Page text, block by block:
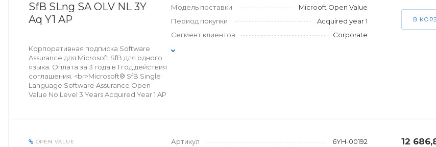
SfB SLng SA OLV NL 3Y
Aq Y1 AP
Корпоративная подписка Software
Assurance для Microsoft SfB для одного
языка. Оплата за 3 года в 1 год действия
соглашения. <br>Microsoft® SfB Single
Language Software Assurance Open
Value No Level 3 Years Acquired Year 1 AP
Модель поставки
Microoft Open Value
Период покупки
Acquired year 1
Сегмент клиентов
Corporate
В
OPEN VALUE Артикул
6YH-00192
12